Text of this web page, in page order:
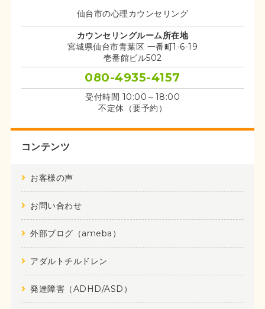
仙台市の心理カウンセリング
カウンセリングルーム所在地
宮城県仙台市青葉区 一番町1-6-19
壱番館ビル502
080-4935-4157
受付時間 10:00～18:00
不定休（要予約）
コンテンツ
お客様の声
お問い合わせ
外部ブログ（ameba）
アダルトチルドレン
発達障害（ADHD/ASD）